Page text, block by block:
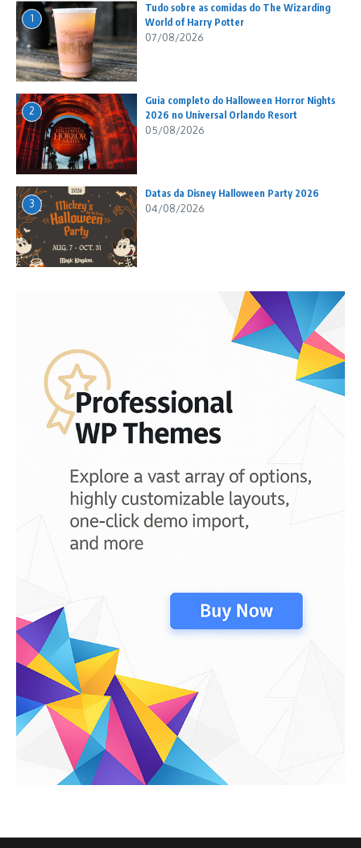
1
Tudo sobre as comidas do The Wizarding
World of Harry Potter
07/08/2026
2
Guia completo do Halloween Horror Nights
2026 no Universal Orlando Resort
05/08/2026
3
Datas da Disney Halloween Party 2026
04/08/2026